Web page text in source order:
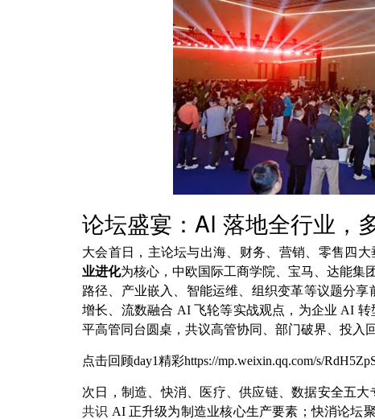
论坛盛宴：AI 落地全行业，
大会首日，主论坛与出海、财务、营销、零售四
业进化为核心，中欧国际工商学院、宝马、达能集
路径、产业嵌入、智能运维、组织变革等议题分
增长、流数融合 AI 飞轮等实战观点，为企业 AI
平高管同台圆桌，共议高管协同、部门破界、投入
点击回顾day1精彩https://mp.weixin.qq.com/s/
次日，制造、快消、医疗、供应链、数据安全五
共识 AI 正升级为制造业核心生产要素；快消论坛